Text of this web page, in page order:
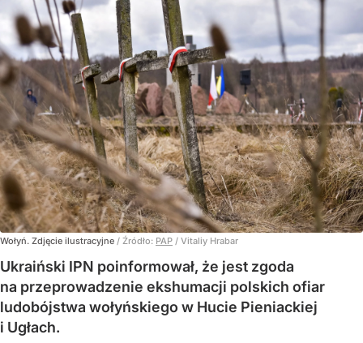
Wołyń. Zdjęcie ilustracyjne / Źródło: PAP / Vitaliy Hrabar
Ukraiński IPN poinformował, że jest zgoda
na przeprowadzenie ekshumacji polskich ofiar
ludobójstwa wołyńskiego w Hucie Pieniackiej
i Ugłach.